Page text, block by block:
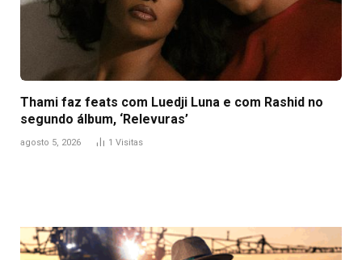
Thami faz feats com Luedji Luna e com Rashid no
segundo álbum, ‘Relevuras’
agosto 5, 2026 1 Visitas